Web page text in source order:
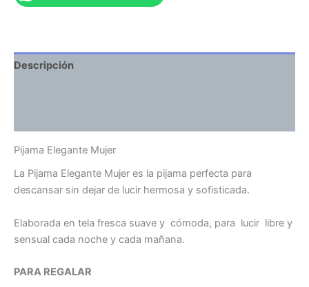
Descripción
Pijama Elegante Mujer
La Pijama Elegante Mujer es la pijama perfecta para
descansar sin dejar de lucir hermosa y sofisticada.
Elaborada en tela fresca suave y cómoda, para lucir libre y
sensual cada noche y cada mañana.
PARA REGALAR